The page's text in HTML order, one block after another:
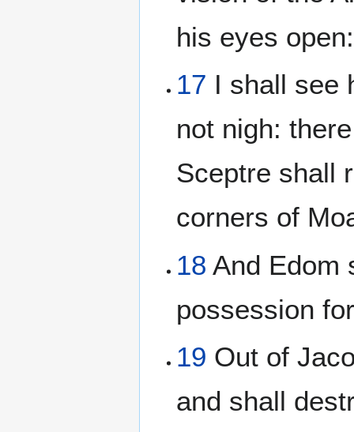
his eyes open:
17 I shall see
not nigh:
Sceptre shall
corners of
18 And Edom
possession
19 Out of
and shall